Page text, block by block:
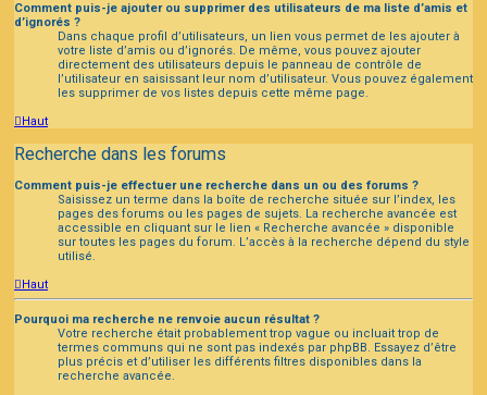
Comment puis-je ajouter ou supprimer des utilisateurs de ma liste d’amis et
d’ignorés ?
Dans chaque profil d’utilisateurs, un lien vous permet de les ajouter à
votre liste d’amis ou d’ignorés. De même, vous pouvez ajouter
directement des utilisateurs depuis le panneau de contrôle de
l’utilisateur en saisissant leur nom d’utilisateur. Vous pouvez également
les supprimer de vos listes depuis cette même page.
Haut
Recherche dans les forums
Comment puis-je effectuer une recherche dans un ou des forums ?
Saisissez un terme dans la boîte de recherche située sur l’index, les
pages des forums ou les pages de sujets. La recherche avancée est
accessible en cliquant sur le lien « Recherche avancée » disponible
sur toutes les pages du forum. L’accès à la recherche dépend du style
utilisé.
Haut
Pourquoi ma recherche ne renvoie aucun résultat ?
Votre recherche était probablement trop vague ou incluait trop de
termes communs qui ne sont pas indexés par phpBB. Essayez d’être
plus précis et d’utiliser les différents filtres disponibles dans la
recherche avancée.